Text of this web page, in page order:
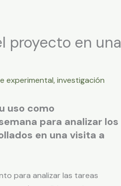
proyecto en una
experimental,investigación
uso como
para analizar los
en una visita a
para analizar las tareas